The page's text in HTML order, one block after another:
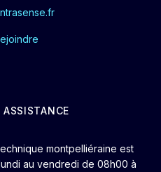
montpelliéraine est
au vendredi de 08h00 à